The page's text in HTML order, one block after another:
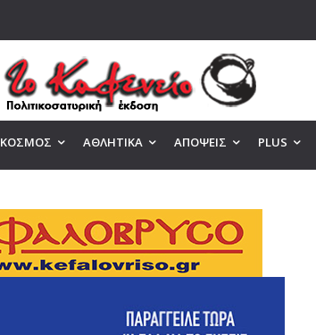
ΚΟΣΜΟΣ ΑΘΛΗΤΙΚΑ ΑΠΟΨΕΙΣ PLUS